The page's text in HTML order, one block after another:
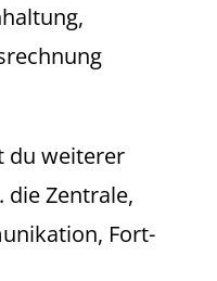
du weiterer
die Zentrale,
Fort-